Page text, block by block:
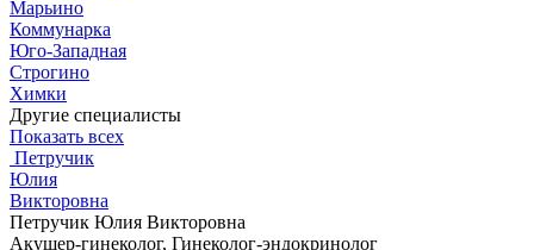
Марьино
Коммунарка
Юго-Западная
Строгино
Химки
Другие специалисты
Показать всех
Петручик
Юлия
Викторовна
Петручик Юлия Викторовна
Акушер-гинеколог, Гинеколог-эндокринолог